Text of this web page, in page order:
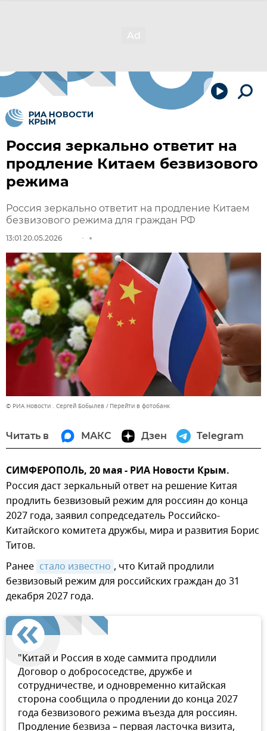
Россия зеркально ответит на
продление Китаем безвизового
режима
Россия зеркально ответит на продление Китаем
безвизового режима для граждан РФ
13:01 20.05.2026
© РИА Новости . Сергей Бобылев Перейти в фотобанк
Читать в МАКС Дзен Telegram
СИМФЕРОПОЛЬ, 20 мая - РИА Новости Крым.
Россия даст зеркальный ответ на решение Китая
продлить безвизовый режим для россиян до конца
2027 года, заявил сопредседатель Российско-
Китайского комитета дружбы, мира и развития Борис
Титов.
Ранее стало известно , что Китай продлили
безвизовый режим для российских граждан до 31
декабря 2027 года.
"Китай и Россия в ходе саммита продлили
Договор о добрососедстве, дружбе и
сотрудничестве, и одновременно китайская
сторона сообщила о продлении до конца 2027
года безвизового режима въезда для россиян.
Продление безвиза – первая ласточка визита,